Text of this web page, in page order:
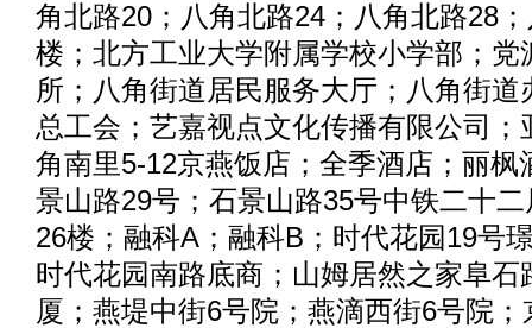
角北路20；八角北路24；八角北路28
楼；北方工业大学附属学校小学部；党
所；八角街道居民服务大厅；八角街道
总工会；艺嘉视点文化传播有限公司；
角南里5-12京燕饭店；全季酒店；丽枫
景山路29号；石景山路35号中铁二十
26楼；融科A；融科B；时代花园19号
时代花园南路底商；山姆居然之家阜石
厦；燕堤中街6号院；燕滴西街6号院